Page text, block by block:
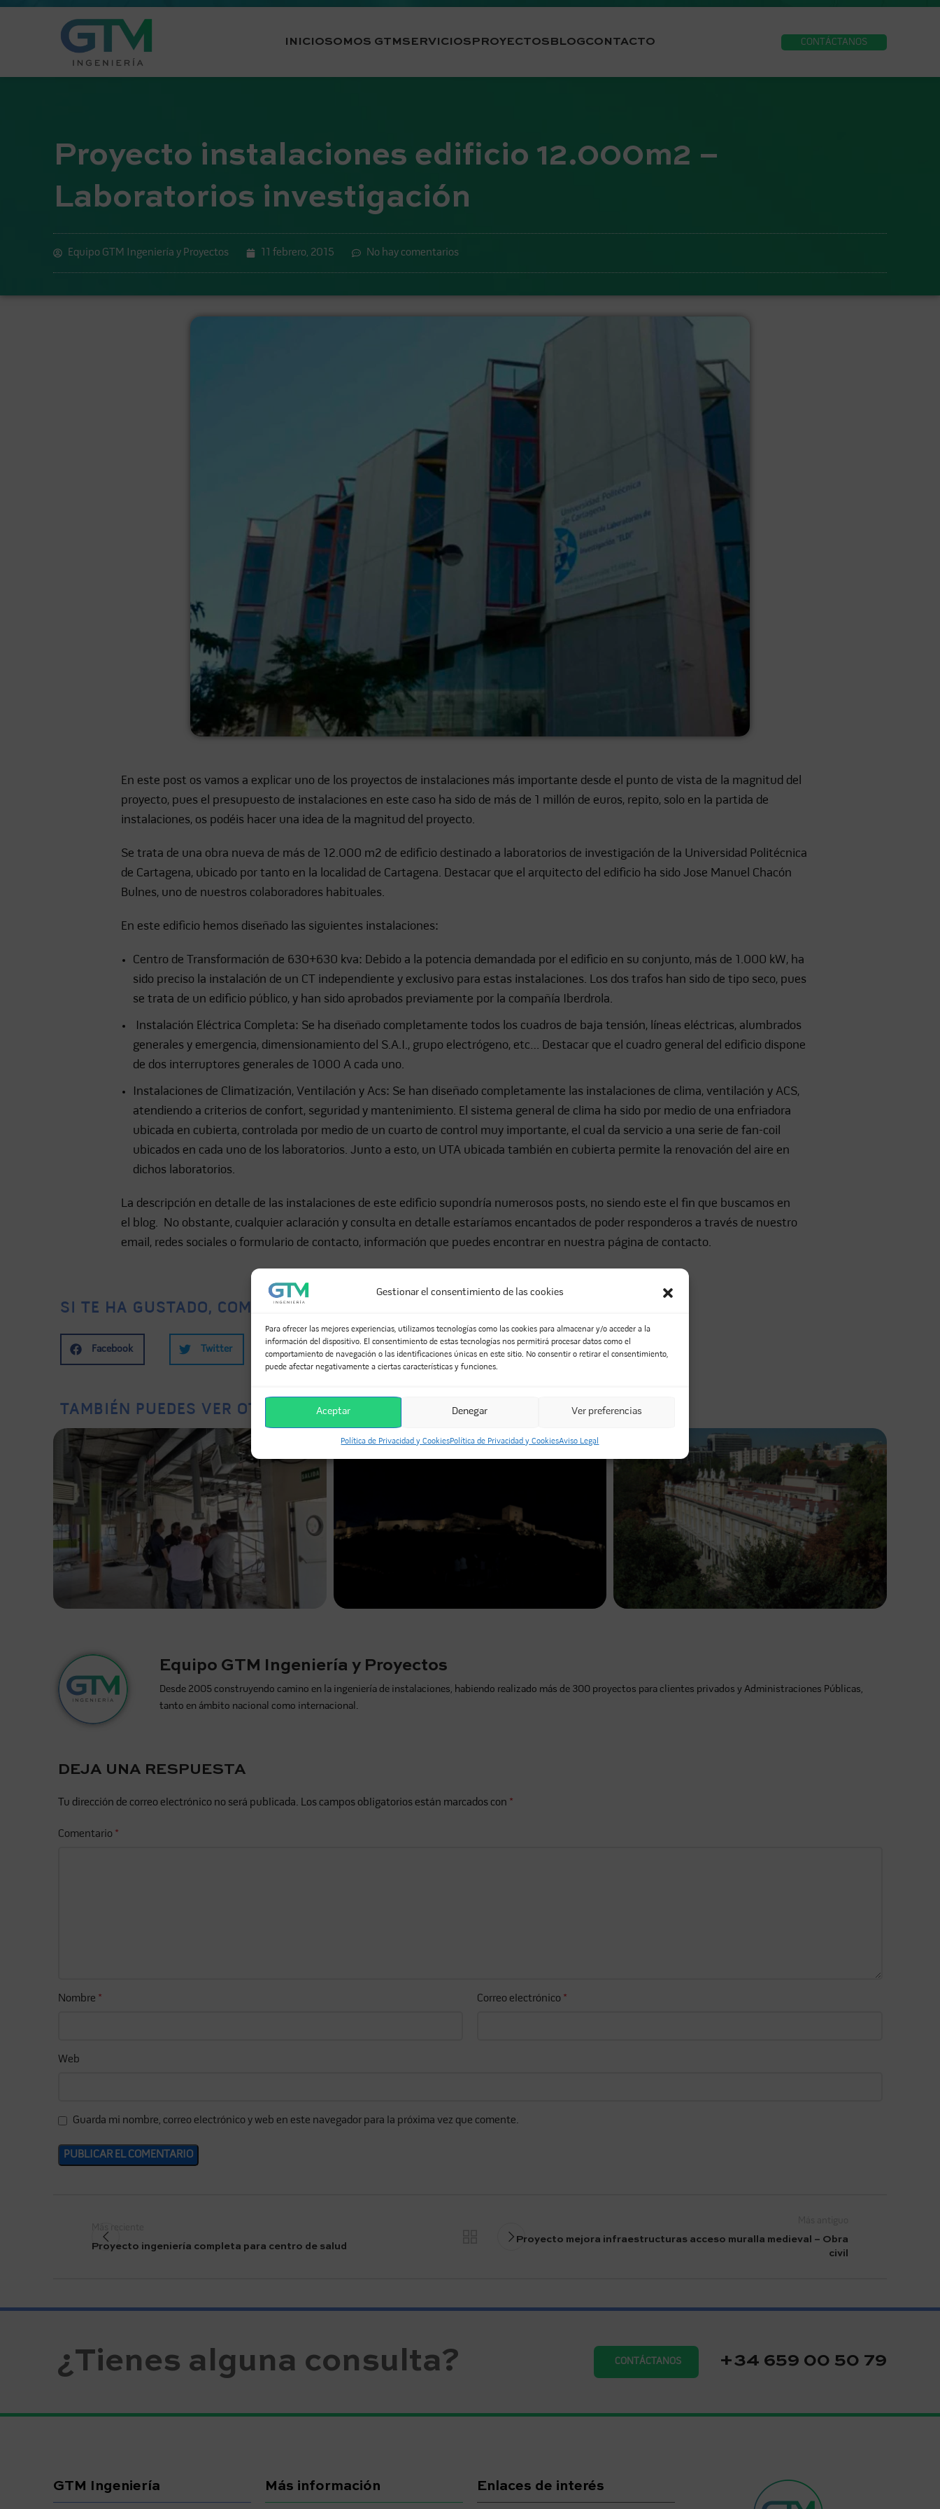
Gestionar el consentimiento de las cookies
Para ofrecer las mejores experiencias, utilizamos tecnologías como las cookies para almacenar y/o acceder a la
información del dispositivo. El consentimiento de estas tecnologías nos permitirá procesar datos como el
comportamiento de navegación o las identificaciones únicas en este sitio. No consentir o retirar el consentimiento,
puede afectar negativamente a ciertas características y funciones.
Aceptar Denegar Ver preferencias
Política de Privacidad y CookiesPolítica de Privacidad y CookiesAviso Legal
INICIOSOMOS GTMSERVICIOSPROYECTOSBLOGCONTACTO CONTÁCTANOS
Proyecto instalaciones edificio 12.000m2 –
Laboratorios investigación
Equipo GTM Ingeniería y Proyectos 11 febrero, 2015 No hay comentarios
En este post os vamos a explicar uno de los proyectos de instalaciones más importante desde el punto de vista de la magnitud del
proyecto, pues el presupuesto de instalaciones en este caso ha sido de más de 1 millón de euros, repito, solo en la partida de
instalaciones, os podéis hacer una idea de la magnitud del proyecto.
Se trata de una obra nueva de más de 12.000 m2 de edificio destinado a laboratorios de investigación de la Universidad Politécnica
de Cartagena, ubicado por tanto en la localidad de Cartagena. Destacar que el arquitecto del edificio ha sido Jose Manuel Chacón
Bulnes, uno de nuestros colaboradores habituales.
En este edificio hemos diseñado las siguientes instalaciones:
Centro de Transformación de 630+630 kva: Debido a la potencia demandada por el edificio en su conjunto, más de 1.000 kW, ha
sido preciso la instalación de un CT independiente y exclusivo para estas instalaciones. Los dos trafos han sido de tipo seco, pues
se trata de un edificio público, y han sido aprobados previamente por la compañía Iberdrola.
Instalación Eléctrica Completa: Se ha diseñado completamente todos los cuadros de baja tensión, líneas eléctricas, alumbrados
generales y emergencia, dimensionamiento del S.A.I., grupo electrógeno, etc… Destacar que el cuadro general del edificio dispone
de dos interruptores generales de 1000 A cada uno.
Instalaciones de Climatización, Ventilación y Acs: Se han diseñado completamente las instalaciones de clima, ventilación y ACS,
atendiendo a criterios de confort, seguridad y mantenimiento. El sistema general de clima ha sido por medio de una enfriadora
ubicada en cubierta, controlada por medio de un cuarto de control muy importante, el cual da servicio a una serie de fan-coil
ubicados en cada uno de los laboratorios. Junto a esto, un UTA ubicada también en cubierta permite la renovación del aire en
dichos laboratorios.
La descripción en detalle de las instalaciones de este edificio supondría numerosos posts, no siendo este el fin que buscamos en
el blog. No obstante, cualquier aclaración y consulta en detalle estaríamos encantados de poder responderos a través de nuestro
email, redes sociales o formulario de contacto, información que puedes encontrar en nuestra página de contacto.
SI TE HA GUSTADO, COMPÁRTELO
Facebook Twitter LinkedIn WhatsApp Telegram Email
TAMBIÉN PUEDES VER OTROS PROYECTOS...
Equipo GTM Ingeniería y Proyectos
Desde 2005 construyendo camino en la ingeniería de instalaciones, habiendo realizado más de 300 proyectos para clientes privados y Administraciones Públicas,
tanto en ámbito nacional como internacional.
DEJA UNA RESPUESTA
Tu dirección de correo electrónico no será publicada. Los campos obligatorios están marcados con *
Comentario *
Nombre * Correo electrónico *
Web
Guarda mi nombre, correo electrónico y web en este navegador para la próxima vez que comente.
Más reciente
Proyecto ingeniería completa para centro de salud
Proyecto mejora infraestructuras acceso muralla medieval – Obra
civil
¿Tienes alguna consulta? CONTÁCTANOS +34 659 00 50 79
GTM Ingeniería Más información Enlaces de interés